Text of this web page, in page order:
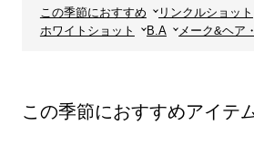
この季節におすすめ
リンクルショット
ホワイトショット
B.A メーク&ヘア
この季節におすすめアイテ